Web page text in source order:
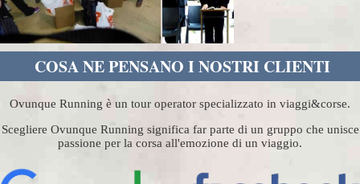
COSA NE PENSANO I NOSTRI CLIENTI
Ovunque Running è un tour operator specializzato in viaggi&corse.
Scegliere Ovunque Running significa far parte di un gruppo che unisce
passione per la corsa all'emozione di un viaggio.